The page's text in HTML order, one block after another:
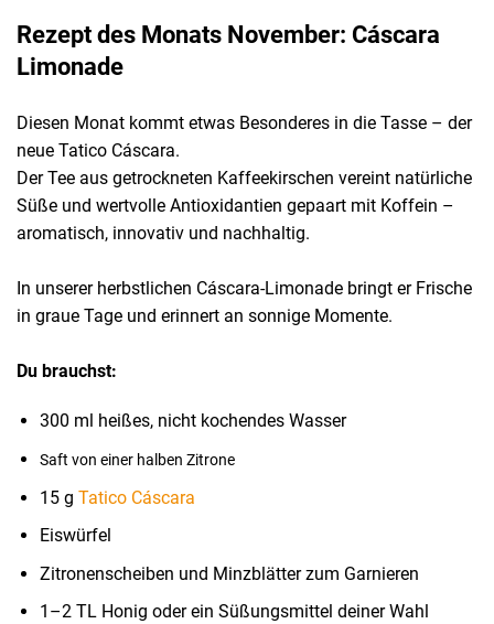
Rezept des Monats November: Cáscara
Limonade
Diesen Monat kommt etwas Besonderes in die Tasse – der
neue Tatico Cáscara.
Der Tee aus getrockneten Kaffeekirschen vereint natürliche
Süße und wertvolle Antioxidantien gepaart mit Koffein –
aromatisch, innovativ und nachhaltig.
In unserer herbstlichen Cáscara-Limonade bringt er Frische
in graue Tage und erinnert an sonnige Momente.
Du brauchst:
300 ml heißes, nicht kochendes Wasser
Saft von einer halben Zitrone
15 g Tatico Cáscara
Eiswürfel
Zitronenscheiben und Minzblätter zum Garnieren
1–2 TL Honig oder ein Süßungsmittel deiner Wahl